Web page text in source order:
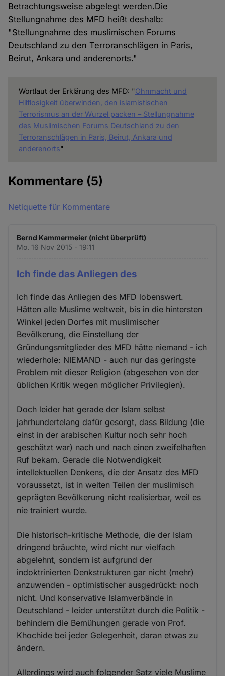
Betrachtungsweise abgelegt werden.Die
Stellungnahme des MFD heißt deshalb:
"Stellungnahme des muslimischen Forums
Deutschland zu den Terroranschlägen in Paris,
Beirut, Ankara und anderenorts."
Wortlaut der Erklärung des MFD: "Ohnmacht und
Hilflosigkeit überwinden, den islamistischen
Terrorismus an der Wurzel packen – Stellungnahme
des Muslimischen Forums Deutschland zu den
Terroranschlägen in Paris, Beirut, Ankara und
anderenorts"
Kommentare (5)
Netiquette für Kommentare
Bernd Kammermeier (nicht überprüft)
Mo. 16 Nov 2015 - 19:11
Ich finde das Anliegen des
Ich finde das Anliegen des MFD lobenswert.
Hätten alle Muslime weltweit, bis in die hintersten
Winkel jeden Dorfes mit muslimischer
Bevölkerung, die Einstellung der
Gründungsmitglieder des MFD hätte niemand - ich
wiederhole: NIEMAND - auch nur das geringste
Problem mit dieser Religion (abgesehen von der
üblichen Kritik wegen möglicher Privilegien).
Doch leider hat gerade der Islam selbst
jahrhundertelang dafür gesorgt, dass Bildung (die
einst in der arabischen Kultur noch sehr hoch
geschätzt war) nach und nach einen zweifelhaften
Ruf bekam. Gerade die Notwendigkeit
intellektuellen Denkens, die der Ansatz des MFD
voraussetzt, ist in weiten Teilen der muslimisch
geprägten Bevölkerung nicht realisierbar, weil es
nie trainiert wurde.
Die historisch-kritische Methode, die der Islam
dringend bräuchte, wird nicht nur vielfach
abgelehnt, sondern ist aufgrund der
indoktrinierten Denkstrukturen gar nicht (mehr)
anzuwenden - optimistischer ausgedrückt: noch
nicht. Und konservative Islamverbände in
Deutschland - leider unterstützt durch die Politik -
behindern die Bemühungen gerade von Prof.
Khochide bei jeder Gelegenheit, daran etwas zu
ändern.
Allerdings wird auch folgender Satz viele Muslime